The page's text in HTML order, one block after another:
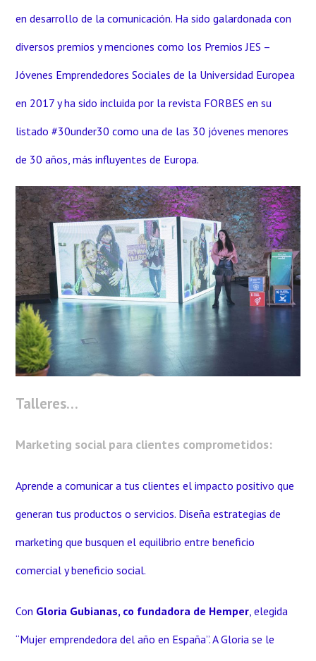
en desarrollo de la comunicación. Ha sido galardonada con
diversos premios y menciones como los Premios JES –
Jóvenes Emprendedores Sociales de la Universidad Europea
en 2017 y ha sido incluida por la revista FORBES en su
listado #30under30 como una de las 30 jóvenes menores
de 30 años, más influyentes de Europa.
Talleres…
Marketing social para clientes comprometidos:
Aprende a comunicar a tus clientes el impacto positivo que
generan tus productos o servicios. Diseña estrategias de
marketing que busquen el equilibrio entre beneficio
comercial y beneficio social.
Con Gloria Gubianas, co fundadora de Hemper, elegida
“Mujer emprendedora del año en España”. A Gloria se le